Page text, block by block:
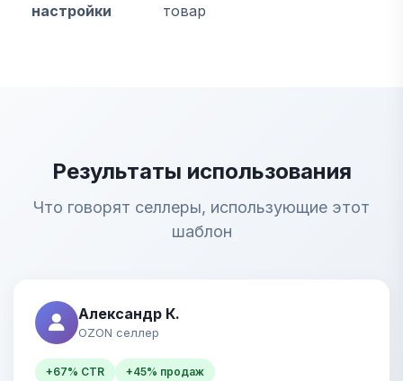
настройки
товар
Результаты использования
Что говорят селлеры, использующие этот
шаблон
Александр К.
OZON селлер
+67% CTR +45% продаж